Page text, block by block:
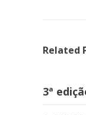
Related
3ª